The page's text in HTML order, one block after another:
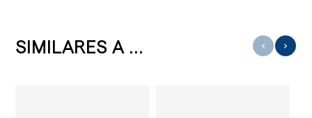
SIMILARES A ... ‹ ›